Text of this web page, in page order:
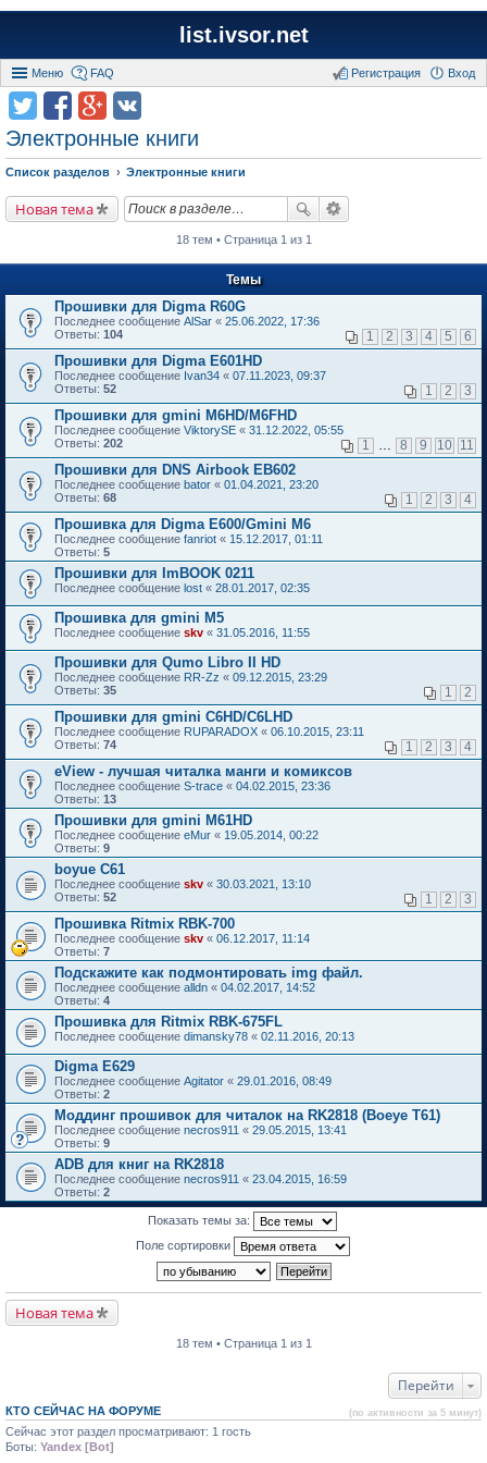
list.ivsor.net
Меню FAQ Вход
Регистрация
Электронные книги
Список разделов Электронные книги
Новая тема
18 тем • Страница 1 из 1
Темы
Прошивки для Digma R60G
Последнее сообщение AlSar « 25.06.2022, 17:36
Ответы: 104 1 2 3 4 5 6
Прошивки для Digma E601HD
Последнее сообщение Ivan34 « 07.11.2023, 09:37
Ответы: 52 1 2 3
Прошивки для gmini M6HD/M6FHD
Последнее сообщение ViktorySE « 31.12.2022, 05:55
Ответы: 202 1 … 8 9 10 11
Прошивки для DNS Airbook EB602
Последнее сообщение bator « 01.04.2021, 23:20
Ответы: 68 1 2 3 4
Прошивка для Digma E600/Gmini M6
Последнее сообщение fanriot « 15.12.2017, 01:11
Ответы: 5
Прошивки для ImBOOK 0211
Последнее сообщение lost « 28.01.2017, 02:35
Прошивка для gmini M5
Последнее сообщение skv « 31.05.2016, 11:55
Прошивки для Qumo Libro II HD
Последнее сообщение RR-Zz « 09.12.2015, 23:29
Ответы: 35 1 2
Прошивки для gmini С6HD/C6LHD
Последнее сообщение RUPARADOX « 06.10.2015, 23:11
Ответы: 74 1 2 3 4
eView - лучшая читалка манги и комиксов
Последнее сообщение S-trace « 04.02.2015, 23:36
Ответы: 13
Прошивки для gmini M61HD
Последнее сообщение eMur « 19.05.2014, 00:22
Ответы: 9
boyue C61
Последнее сообщение skv « 30.03.2021, 13:10
Ответы: 52 1 2 3
Прошивка Ritmix RBK-700
Последнее сообщение skv « 06.12.2017, 11:14
Ответы: 7
Подскажите как подмонтировать img файл.
Последнее сообщение alldn « 04.02.2017, 14:52
Ответы: 4
Прошивка для Ritmix RBK-675FL
Последнее сообщение dimansky78 « 02.11.2016, 20:13
Digma E629
Последнее сообщение Agitator « 29.01.2016, 08:49
Ответы: 2
Моддинг прошивок для читалок на RK2818 (Boeye T61)
Последнее сообщение necros911 « 29.05.2015, 13:41
Ответы: 9
ADB для книг на RK2818
Последнее сообщение necros911 « 23.04.2015, 16:59
Ответы: 2
Показать темы за:
Поле сортировки
Новая тема
18 тем • Страница 1 из 1
Перейти
КТО СЕЙЧАС НА ФОРУМЕ (по активности за 5 минут)
Сейчас этот раздел просматривают: 1 гость
Боты: Yandex [Bot]